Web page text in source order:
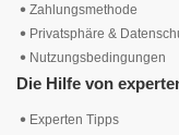
Zahlungsmethode
Privatsphäre &
Nutzungsbedingungen
Die Hilfe von
Experten Tipps